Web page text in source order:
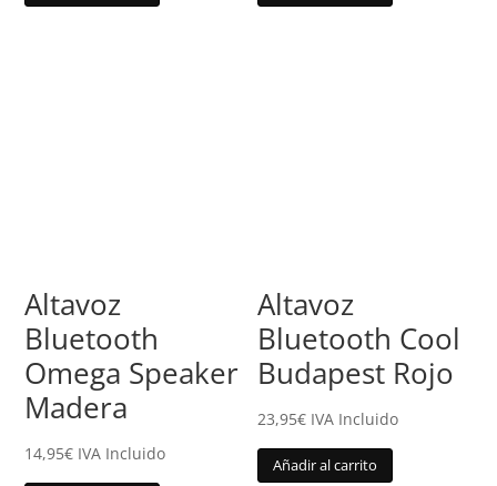
Altavoz
Bluetooth
Omega Speaker
Madera
14,95€ IVA Incluido
Altavoz
Bluetooth Cool
Budapest Rojo
23,95€ IVA Incluido
Añadir al carrito